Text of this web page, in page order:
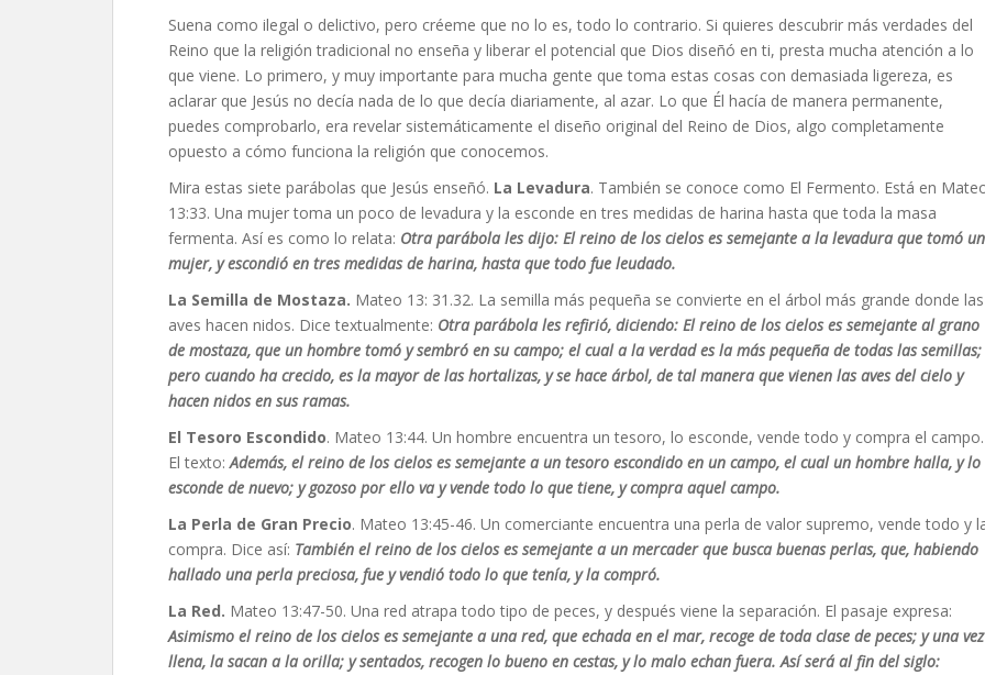
Suena como ilegal o delictivo, pero créeme que no lo es, todo lo contrario. Si quieres descubrir más verdades del
Reino que la religión tradicional no enseña y liberar el potencial que Dios diseñó en ti, presta mucha atención a lo
que viene. Lo primero, y muy importante para mucha gente que toma estas cosas con demasiada ligereza, es
aclarar que Jesús no decía nada de lo que decía diariamente, al azar. Lo que Él hacía de manera permanente,
puedes comprobarlo, era revelar sistemáticamente el diseño original del Reino de Dios, algo completamente
opuesto a cómo funciona la religión que conocemos.
Mira estas siete parábolas que Jesús enseñó. La Levadura. También se conoce como El Fermento. Está en
13:33. Una mujer toma un poco de levadura y la esconde en tres medidas de harina hasta que toda la masa
fermenta. Así es como lo relata: Otra parábola les dijo: El reino de los cielos es semejante a la levadura que tomó
mujer, y escondió en tres medidas de harina, hasta que todo fue leudado.
La Semilla de Mostaza. Mateo 13: 31.32. La semilla más pequeña se convierte en el árbol más grande donde las
aves hacen nidos. Dice textualmente: Otra parábola les refirió, diciendo: El reino de los cielos es semejante al grano
de mostaza, que un hombre tomó y sembró en su campo; el cual a la verdad es la más pequeña de todas las semillas;
pero cuando ha crecido, es la mayor de las hortalizas, y se hace árbol, de tal manera que vienen las aves del cielo y
hacen nidos en sus ramas.
El Tesoro Escondido. Mateo 13:44. Un hombre encuentra un tesoro, lo esconde, vende todo y compra el campo.
El texto:Además, el reino de los cielos es semejante a un tesoro escondido en un campo, el cual un hombre halla, y lo
esconde de nuevo; y gozoso por ello va y vende todo lo que tiene, y compra aquel campo.
La Perla de Gran Precio. Mateo 13:45-46. Un comerciante encuentra una perla de valor supremo, vende todo y
compra. Dice así: También el reino de los cielos es semejante a un mercader que busca buenas perlas, que, habiendo
hallado una perla preciosa, fue y vendió todo lo que tenía, y la compró.
La Red. Mateo 13:47-50. Una red atrapa todo tipo de peces, y después viene la separación. El pasaje expresa:
Asimismo el reino de los cielos es semejante a una red, que echada en el mar, recoge de toda clase de peces; y una vez
llena, la sacan a la orilla; y sentados, recogen lo bueno en cestas, y lo malo echan fuera. Así será al fin del siglo: